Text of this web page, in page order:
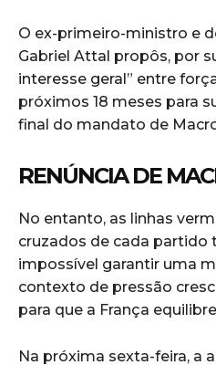
O ex-primeiro-ministro e
Gabriel Attal propôs, por
interesse geral” entre
próximos 18 meses para
final do mandato de
RENÚNCIA DE
No entanto, as linhas
cruzados de cada partido
impossível garantir uma
contexto de pressão
para que a França
Na próxima sexta-feira, a